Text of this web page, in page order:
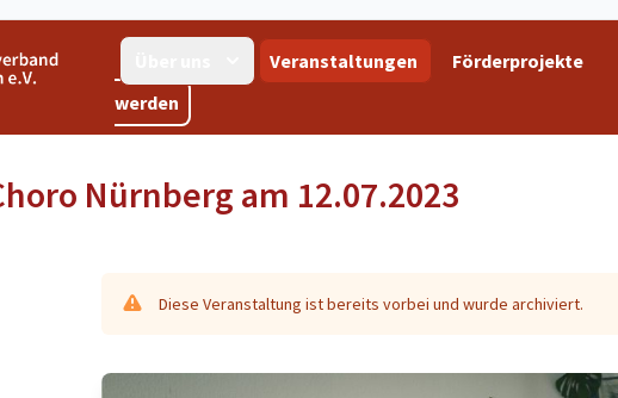
Veranstaltungen Förderprojekte
werden
Nürnberg am 12.07.2023
Diese Veranstaltung ist bereits vorbei und wurde archiviert.